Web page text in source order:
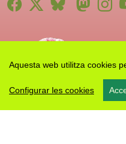
Aquesta web utilitza cookies
Configurar les cookies